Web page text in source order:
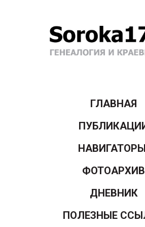
ГЛАВНАЯ
НАВИГАТОРЫ
ФОТОАРХИВ
ДНЕВНИК
ПОЛЕЗНЫЕ